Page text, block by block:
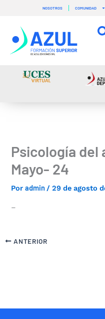
contenido
NOSOTROS COMUNIDAD
Psicología del
Mayo- 24
Poradmin /29 de agosto
–
ANTERIOR